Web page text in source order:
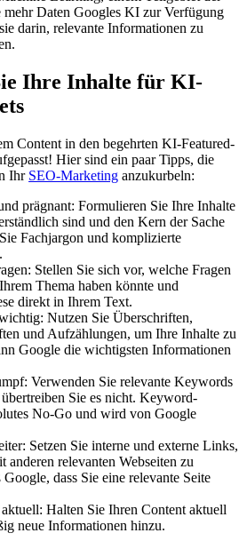
Daten Googles KI zur Verfügung
darin, relevante Informationen zu
Ihre Inhalte für KI-
Content in den begehrten KI-Featured-
Hier sind ein paar Tipps, die
Ihr SEO-Marketing anzukurbeln:
prägnant: Formulieren Sie Ihre Inhalte
sind und den Kern der Sache
Fachjargon und komplizierte
Stellen Sie sich vor, welche Fragen
Thema haben könnte und
direkt in Ihrem Text.
Nutzen Sie Überschriften,
und Aufzählungen, um Ihre Inhalte zu
Google die wichtigsten Informationen
Verwenden Sie relevante Keywords
Sie es nicht. Keyword-
No-Go und wird von Google
Setzen Sie interne und externe Links,
anderen relevanten Webseiten zu
dass Sie eine relevante Seite
Halten Sie Ihren Content aktuell
neue Informationen hinzu.